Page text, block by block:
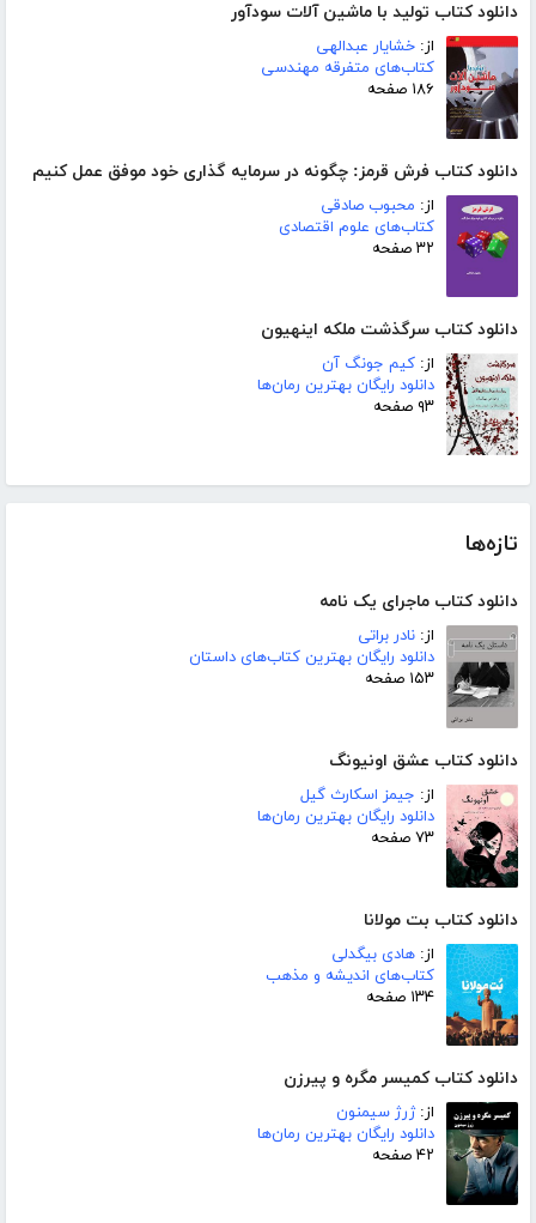
دانلود کتاب تولید با ماشین آلات سودآور
از: خشایار عبدالهی
کتاب‌های متفرقه مهندسی
۱۸۶ صفحه
دانلود کتاب فرش قرمز: چگونه در سرمایه گذاری خود موفق عمل کنیم
از: محبوب صادقی
کتاب‌های علوم اقتصادی
۳۲ صفحه
دانلود کتاب سرگذشت ملکه اینهیون
از: کیم جونگ آن
دانلود رایگان بهترین رمان‌ها
۹۳ صفحه
تازه‌ها
دانلود کتاب ماجرای یک نامه
از: نادر براتی
دانلود رایگان بهترین کتاب‌های داستان
۱۵۳ صفحه
دانلود کتاب عشق اونیونگ
از: جیمز اسکارث گیل
دانلود رایگان بهترین رمان‌ها
۷۳ صفحه
دانلود کتاب بت مولانا
از: هادی بیگدلی
کتاب‌های اندیشه و مذهب
۱۳۴ صفحه
دانلود کتاب کمیسر مگره و پیرزن
از:ژرژ سیمنون
دانلود رایگان بهترین رمان‌ها
۴۲ صفحه